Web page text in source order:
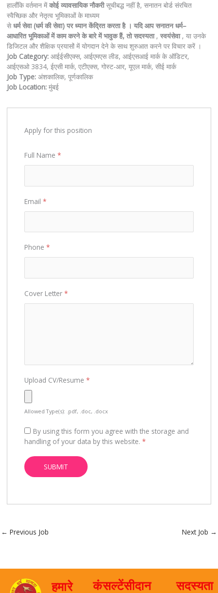
हालाँकि वर्तमान मेंकोई व्यावसायिक नौकरीसूचीबद्ध नहीं है, सनातन बोर्ड संरचित
स्वैच्छिक और नेतृत्व भूमिकाओं के माध्यम
सेधर्म सेवा(धर्म की सेवा) पर ध्यान केंद्रित करता है । यदि आप सनातन धर्म–
आधारित भूमिकाओं में काम करने के बारे में भावुक हैं, तो सदस्यता, स्वयंसेवा, या उनके
डिजिटल और शैक्षिक प्रयासों में योगदान देने के साथ शुरुआत करने पर विचार करें ।
Job Category: आईईसीएक्स आईएमएस लीड आईएसआई मार्क के ऑडिटर
आईएसओ 3834 ईएसी मार्क एटीएक्स गोस्ट-आर यूएल मार्क सीई मार्क
Job Type: अंशकालिक पूर्णकालिक
Job Location: मुंबई
Apply for this position
Full Name *
Email *
Phone *
Cover Letter *
Upload CV/Resume *
Allowed Type(s): .pdf, .doc, .docx
By using this form you agree with the storage and
handling of your data by this website. *
← Previous Job Next Job →
हमारे कंसल्टेंसीदान सदस्यता